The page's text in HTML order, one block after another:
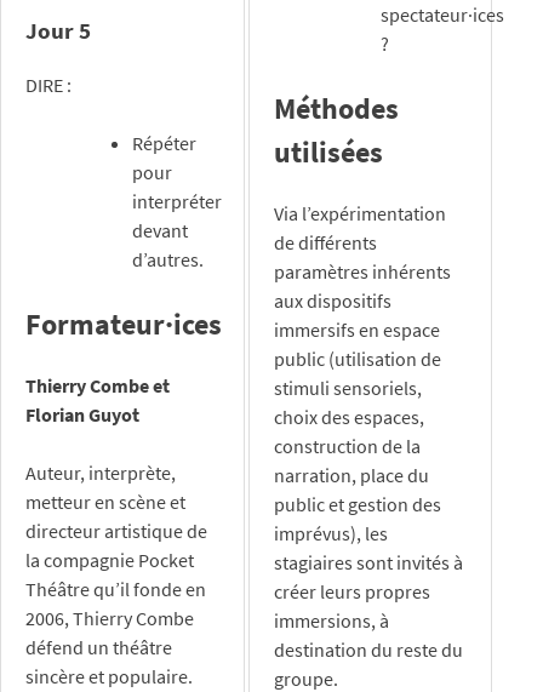
Jour 5
DIRE :
Répéter
pour
interpréter
devant
d’autres.
Formateur·ices
Thierry Combe et
Florian Guyot
Auteur, interprète,
metteur en scène et
directeur artistique de
la compagnie Pocket
Théâtre qu’il fonde en
2006, Thierry Combe
défend un théâtre
sincère et populaire.
spectateur·ices
?
Méthodes
utilisées
Via l’expérimentation
de différents
paramètres inhérents
aux dispositifs
immersifs en espace
public (utilisation de
stimuli sensoriels,
choix des espaces,
construction de la
narration, place du
public et gestion des
imprévus), les
stagiaires sont invités à
créer leurs propres
immersions, à
destination du reste du
groupe.